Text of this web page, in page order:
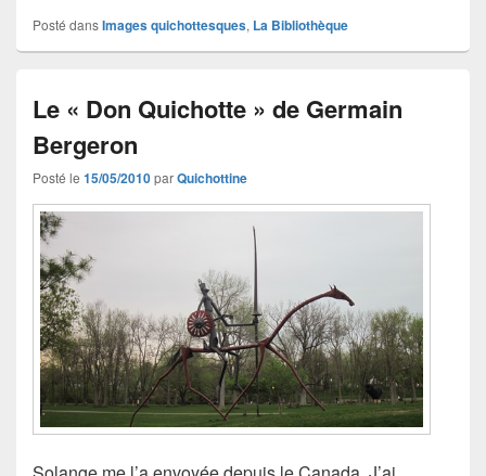
Posté dansImages quichottesques, La Bibliothèque
Le « Don Quichotte » de Germain
Bergeron
Posté le 15/05/2010parQuichottine